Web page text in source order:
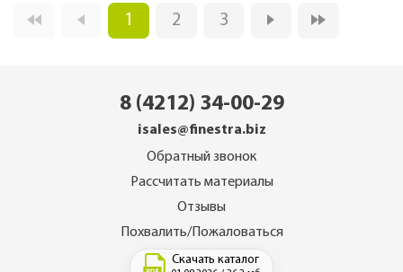
1 2 3
8 (4212) 34-00-29
isales@finestra.biz
Обратный звонок
Рассчитать материалы
Отзывы
Похвалить/Пожаловаться
Скачать каталог